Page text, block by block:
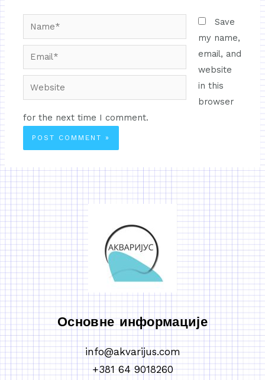
Save
my name,
email, and
website
in this
browser
for the next time I comment.
Основне информације
info@akvarijus.com
+381 64 9018260